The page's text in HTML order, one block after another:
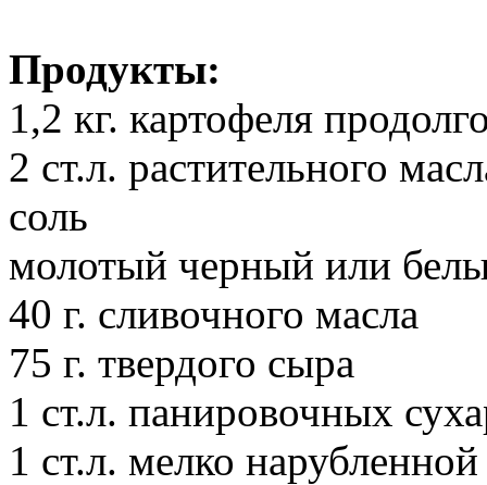
Продукты:
1,2 кг. картофеля
2 ст.л. растительного
соль
молотый черный или
40 г. сливочного масла
75 г. твердого сыра
1 ст.л. панировочных
1 ст.л. мелко